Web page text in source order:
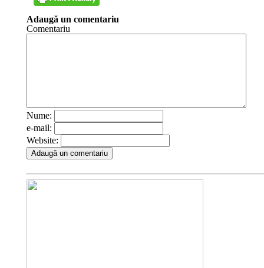
Adaugă un comentariu
Comentariu
Nume:
e-mail:
Website: